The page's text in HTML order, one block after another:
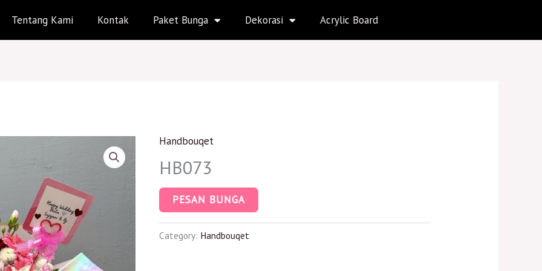
Tentang Kami Kontak Paket Bunga Dekorasi Acrylic Board
Handbouqet
HB073
PESAN BUNGA
Category: Handbouqet